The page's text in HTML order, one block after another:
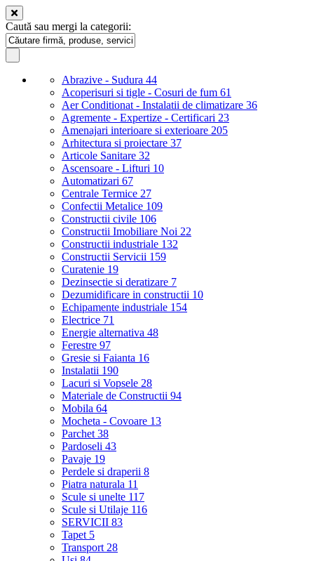
Caută sau mergi la categorii:
Abrazive - Sudura 44
Acoperisuri si tigle - Cosuri de fum 61
Aer Conditionat - Instalatii de climatizare 36
Agremente - Expertize - Certificari 23
Amenajari interioare si exterioare 205
Arhitectura si proiectare 37
Articole Sanitare 32
Ascensoare - Lifturi 10
Automatizari 67
Centrale Termice 27
Confectii Metalice 109
Constructii civile 106
Constructii Imobiliare Noi 22
Constructii industriale 132
Constructii Servicii 159
Curatenie 19
Dezinsectie si deratizare 7
Dezumidificare in constructii 10
Echipamente industriale 154
Electrice 71
Energie alternativa 48
Ferestre 97
Gresie si Faianta 16
Instalatii 190
Lacuri si Vopsele 28
Materiale de Constructii 94
Mobila 64
Mocheta - Covoare 13
Parchet 38
Pardoseli 43
Pavaje 19
Perdele si draperii 8
Piatra naturala 11
Scule si unelte 117
Scule si Utilaje 116
SERVICII 83
Tapet 5
Transport 28